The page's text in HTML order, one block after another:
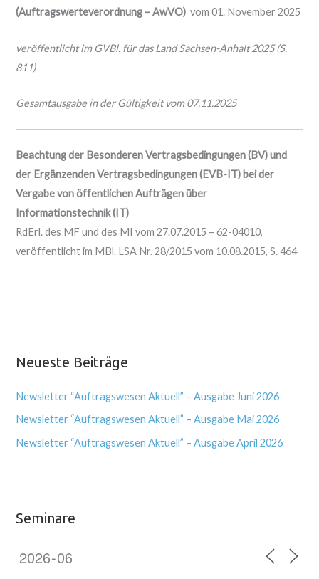
(Auftragswerteverordnung – AwVO)vom 01. November 2025
veröffentlicht im GVBl. für das Land Sachsen-Anhalt 2025 (S.
811)
Gesamtausgabe in der Gültigkeit vom 07.11.2025
Beachtung der Besonderen Vertragsbedingungen (BV) und
der Ergänzenden Vertragsbedingungen (EVB-IT) bei der
Vergabe von öffentlichen Aufträgen über
Informationstechnik (IT)
RdErl. des MF und des MI vom 27.07.2015 – 62-04010,
veröffentlicht im MBl. LSA Nr. 28/2015 vom 10.08.2015, S. 464
Neueste Beiträge
Newsletter “Auftragswesen Aktuell” – Ausgabe Juni 2026
Newsletter “Auftragswesen Aktuell” – Ausgabe Mai 2026
Newsletter “Auftragswesen Aktuell” – Ausgabe April 2026
Seminare